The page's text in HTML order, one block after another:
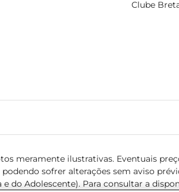
Clube
meramente ilustrativas. Eventuais
sofrer alterações sem aviso
e do Adolescente). Para consultar a